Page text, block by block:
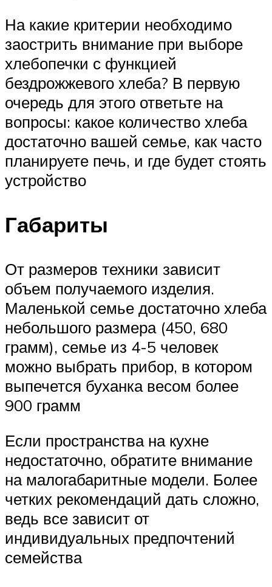
На какие критерии необходимо
заострить внимание при выборе
хлебопечки с функцией
бездрожжевого хлеба? В первую
очередь для этого ответьте на
вопросы: какое количество хлеба
достаточно вашей семье, как часто
планируете печь, и где будет стоять
устройство
Габариты
От размеров техники зависит
объем получаемого изделия.
Маленькой семье достаточно хлеба
небольшого размера (450, 680
грамм), семье из 4-5 человек
можно выбрать прибор, в котором
выпечется буханка весом более
900 грамм
Если пространства на кухне
недостаточно, обратите внимание
на малогабаритные модели. Более
четких рекомендаций дать сложно,
ведь все зависит от
индивидуальных предпочтений
семейства